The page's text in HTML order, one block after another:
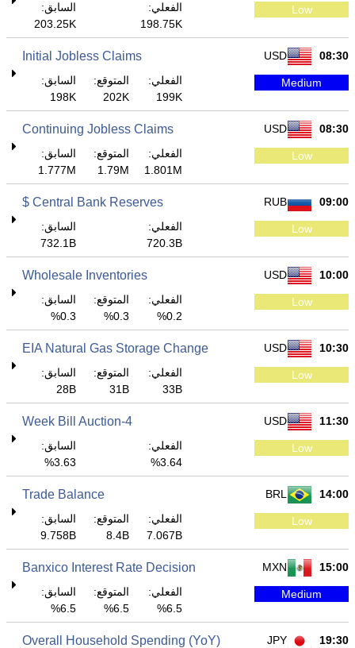
Low
الفعلي:
198.75K
السابق:
203.25K
08:30
USD
Initial Jobless Claims
Medium
الفعلي:
199K
المتوقع:
202K
السابق:
198K
08:30
USD
Continuing Jobless Claims
Low
الفعلي:
1.801M
المتوقع:
1.79M
السابق:
1.777M
09:00
RUB
Central Bank Reserves $
Low
الفعلي:
720.3B
السابق:
732.1B
10:00
USD
Wholesale Inventories
Low
الفعلي:
0.2%
المتوقع:
0.3%
السابق:
0.3%
10:30
USD
EIA Natural Gas Storage Change
Low
الفعلي:
33B
المتوقع:
31B
السابق:
28B
11:30
USD
4-Week Bill Auction
Low
الفعلي:
3.64%
السابق:
3.63%
14:00
BRL
Trade Balance
Low
الفعلي:
7.067B
المتوقع:
8.4B
السابق:
9.758B
15:00
MXN
Banxico Interest Rate Decision
Medium
الفعلي:
6.5%
المتوقع:
6.5%
السابق:
6.5%
19:30
JPY
Overall Household Spending (YoY)